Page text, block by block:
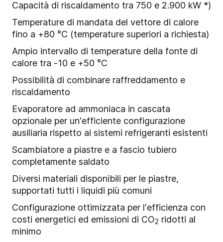
Capacità di riscaldamento tra 750 e 2.900 kW *)
Temperature di mandata del vettore di calore
fino a +80 °C (temperature superiori a richiesta)
Ampio intervallo di temperature della fonte di
calore tra -10 e +50 °C
Possibilità di combinare raffreddamento e
riscaldamento
Evaporatore ad ammoniaca in cascata
opzionale per un'efficiente configurazione
ausiliaria rispetto ai sistemi refrigeranti esistenti
Scambiatore a piastre e a fascio tubiero
completamente saldato
Diversi materiali disponibili per le piastre,
supportati tutti i liquidi più comuni
Configurazione ottimizzata per l'efficienza con
costi energetici ed emissioni di CO2 ridotti al
minimo